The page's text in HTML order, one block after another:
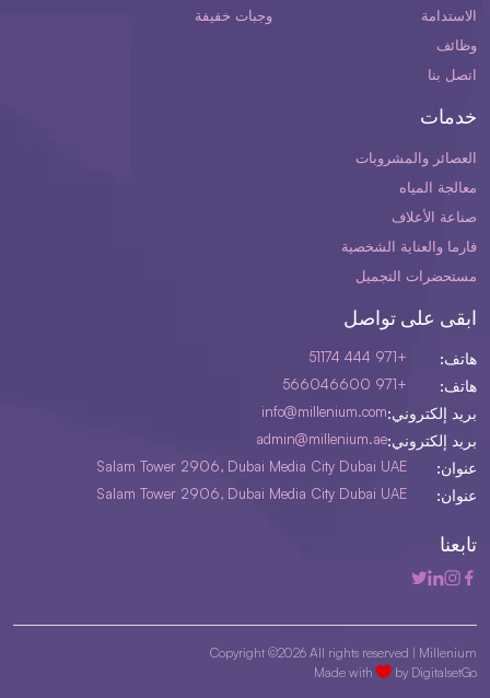
الاستدامة
وظائف
اتصل بنا
وجبات خفيفة
خدمات
العصائر والمشروبات
معالجة المياه
صناعة الأعلاف
فارما والعناية الشخصية
مستحضرات التجميل
ابقى على تواصل
هاتف: +971 444 51174
هاتف: +971 566046600
بريد إلكتروني:info@millenium.com
بريد إلكتروني:admin@millenium.ae
عنوان: Salam Tower 2906, Dubai Media City Dubai UAE
عنوان: Salam Tower 2906, Dubai Media City Dubai UAE
تابعنا
Copyright ©2026 All rights reserved | Millenium
Made with
by DigitalsetGo